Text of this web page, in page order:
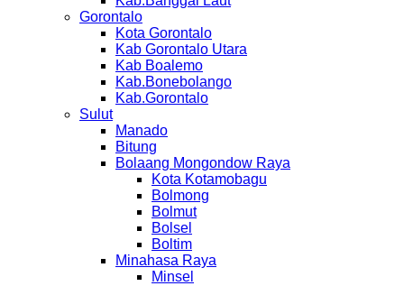
Gorontalo
Kota Gorontalo
Kab Gorontalo Utara
Kab Boalemo
Kab.Bonebolango
Kab.Gorontalo
Sulut
Manado
Bitung
Bolaang Mongondow Raya
Kota Kotamobagu
Bolmong
Bolmut
Bolsel
Boltim
Minahasa Raya
Minsel